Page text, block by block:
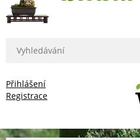
Přihlášení
Registrace